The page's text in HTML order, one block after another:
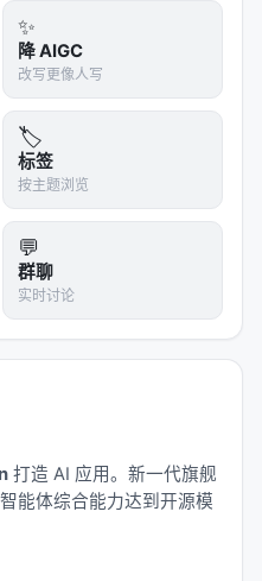
✨
降 AIGC
改写更像人写
🏷️
标签
按主题浏览
💬
群聊
实时讨论
打造 AI 应用。新一代旗舰
能体综合能力达到开源模